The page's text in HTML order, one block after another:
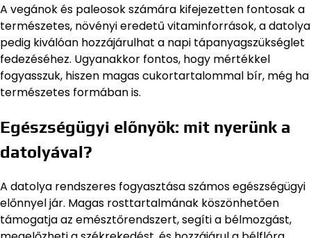
A vegánok és paleosok számára kifejezetten fontosak a
természetes, növényi eredetű vitaminforrások, a datolya
pedig kiválóan hozzájárulhat a napi tápanyagszükséglet
fedezéséhez. Ugyanakkor fontos, hogy mértékkel
fogyasszuk, hiszen magas cukortartalommal bír, még ha
természetes formában is.
Egészségügyi előnyök: mit nyerünk a
datolyával?
A datolya rendszeres fogyasztása számos egészségügyi
előnnyel jár. Magas rosttartalmának köszönhetően
támogatja az emésztőrendszert, segíti a bélmozgást,